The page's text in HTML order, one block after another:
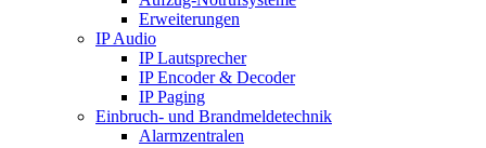
Erweiterungen
IP Audio
IP Lautsprecher
IP Encoder & Decoder
IP Paging
Einbruch- und Brandmeldetechnik
Alarmzentralen